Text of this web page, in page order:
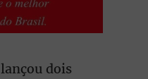
dois